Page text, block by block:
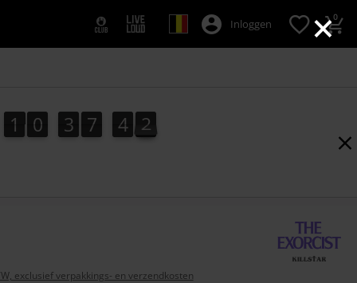
×
Inloggen 0
1
1 0
0 3
3 7
7 4
4 0
1
0
2
1
exclusief verpakkings- en verzendkosten